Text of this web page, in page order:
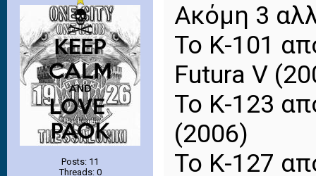
Posts: 11
Threads: 0
Ακόμη 3
Το Κ-101
Futura V
Το Κ-123
(2006)
Το Κ-127